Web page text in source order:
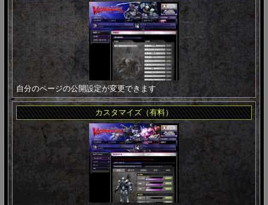
自分のページの公開設定が変更できます
カスタマイズ（有料）